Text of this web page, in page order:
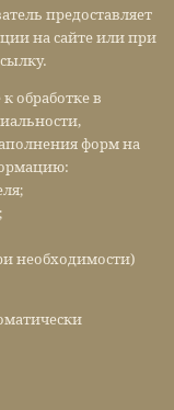
предоставляет
на сайте или при
обработке в
форм на
необходимости)